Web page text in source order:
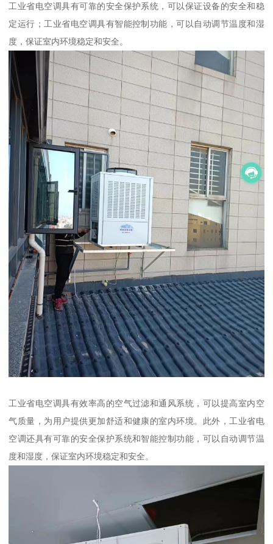
工业省电空调具有可靠的安全保护系统，可以保证设备的安全和稳
定运行；工业省电空调具有智能控制功能，可以自动调节温度和湿
度，保证室内环境稳定和安全。
工业省电空调具有效率高的空气过滤和通风系统，可以提高室内空
气质量，为用户提供更加舒适和健康的室内环境。此外，工业省电
空调还具有可靠的安全保护系统和智能控制功能，可以自动调节温
度和湿度，保证室内环境稳定和安全。